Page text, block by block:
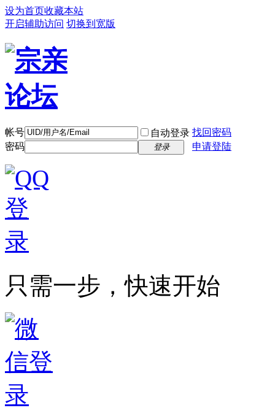
设为首页收藏本站
开启辅助访问 切换到宽版
帐号 自动登录 找回密码
密码
登录 申请登陆
只需一步，快速开始